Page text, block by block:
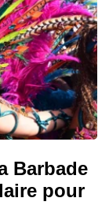
Barbade
pour